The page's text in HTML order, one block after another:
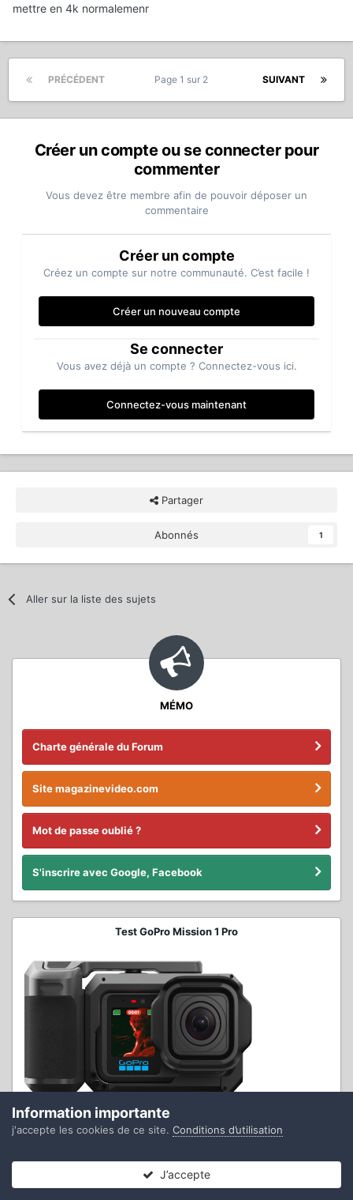
mettre en 4k normalemenr
PRÉCÉDENT SUIVANT
Page 1 sur 2
Créer un compte ou se connecter pour
commenter
Vous devez être membre afin de pouvoir déposer un
commentaire
Créer un compte
Créez un compte sur notre communauté. C’est facile !
Créer un nouveau compte
Se connecter
Vous avez déjà un compte ? Connectez-vous ici.
Connectez-vous maintenant
Partager
Abonnés 1
Aller sur la liste des sujets
MÉMO
Charte générale du Forum
Site magazinevideo.com
Mot de passe oublié ?
S'inscrire avec Google, Facebook
Test GoPro Mission 1 Pro
Test complet DJI Osmo Pocket 4
Information importante
j'accepte les cookies de ce site. Conditions d’utilisation
J’accepte